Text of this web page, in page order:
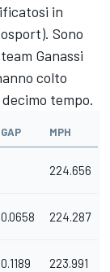
in
Sono
Ganassi
colto
tempo.
GAP MPH
224.656
0.0658 224.287
0.1189 223.991